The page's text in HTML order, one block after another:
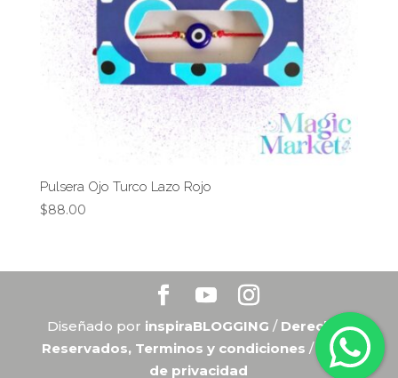
Pulsera Ojo Turco Lazo Rojo
$88.00
Diseñado por inspiraBLOGGING / Derechos
Reservados, Terminos y condiciones / Aviso
de privacidad